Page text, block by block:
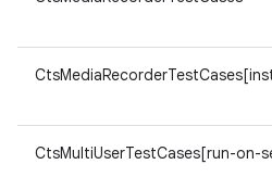
CtsMultiUserTestCases[run-on-